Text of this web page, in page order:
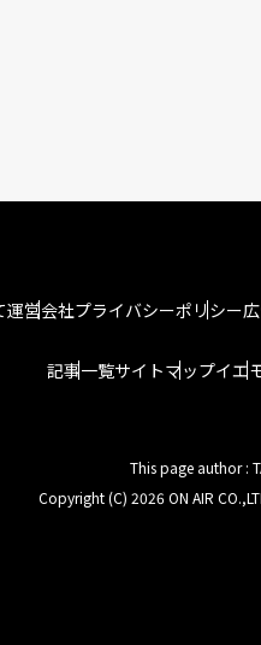
運営会社プライバシーポリシー
記事一覧サイトマップイエ
This page author :
Copyright (C) 2026 ON AIR